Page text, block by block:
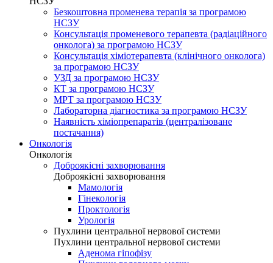
Безкоштовна променева терапія за програмою
НСЗУ
Консультація променевого терапевта (радіаційного
онколога) за програмою НСЗУ
Консультація хіміотерапевта (клінічного онколога)
за програмою НСЗУ
УЗД за програмою НСЗУ
КТ за програмою НСЗУ
МРТ за програмою НСЗУ
Лабораторна діагностика за програмою НСЗУ
Наявність хіміопрепаратів (централізоване
постачання)
Онкологія
Онкологія
Доброякісні захворювання
Доброякісні захворювання
Мамологія
Гінекологія
Проктологія
Урологія
Пухлини центральної нервової системи
Пухлини центральної нервової системи
Аденома гіпофізу